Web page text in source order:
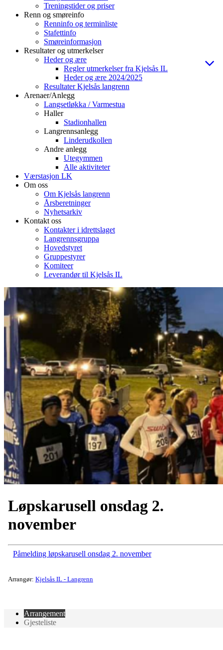
Treningstider og priser
Renn og smøreinfo
Renninfo og terminliste
Stafettinfo
Smøreinformasjon
Resultater og utmerkelser
Heder og ære
Regler utmerkelser fra Kjelsås IL
Heder og ære 2024/2025
Resultater Kjelsås langrenn
Arenaer/Anlegg
Langsetløkka / Varmestua
Haller
Stadionhallen
Langrennsanlegg
Linderudkollen
Andre anlegg
Utegymmen
Alle aktiviteter
Værstasjon LK
Om oss
Om Kjelsås langrenn
Årsberetninger
Nyhetsarkiv
Kontakt oss
Kontakter i idrettslaget
Langrennsgruppa
Hovedstyret
Gruppestyrer
Komiteer
Leverandør til Kjelsås IL
Løpskarusell onsdag 2.
november
Arrangør: Kjelsås IL - Langrenn
Påmelding løpskarusell onsdag 2. november
Arrangement
Gjesteliste